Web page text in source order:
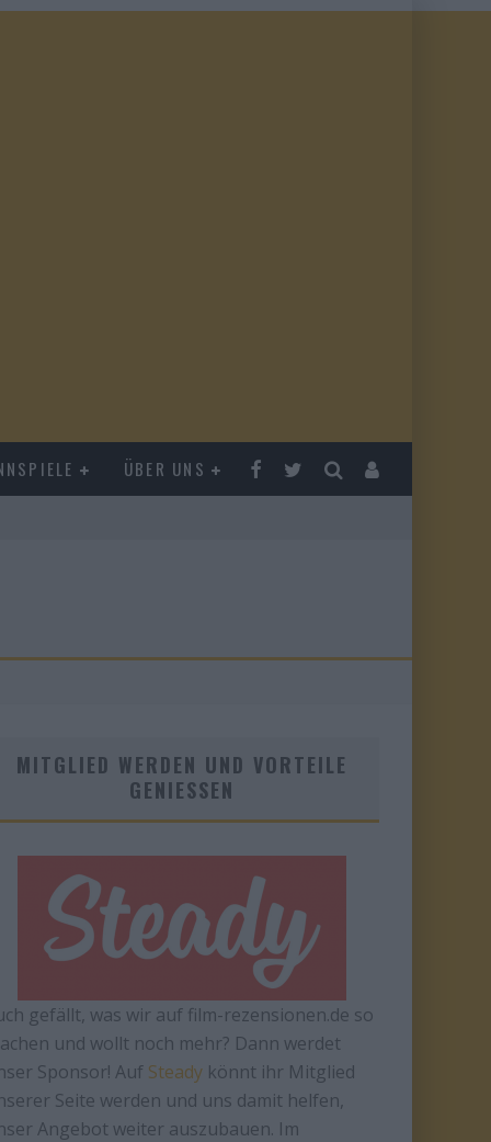
ÜBER UNS
MITGLIED WERDEN UND VORTEILE
GENIESSEN
gefällt, was wir auf film-rezensionen.de so
und wollt noch mehr? Dann werdet
Sponsor! Auf Steady könnt ihr Mitglied
Seite werden und uns damit helfen,
Angebot weiter auszubauen. Im